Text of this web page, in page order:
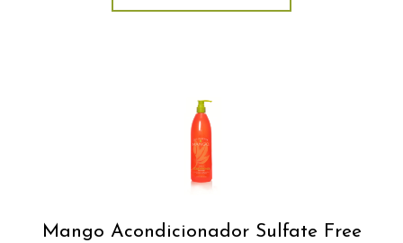
Mango Acondicionador Sulfate Free